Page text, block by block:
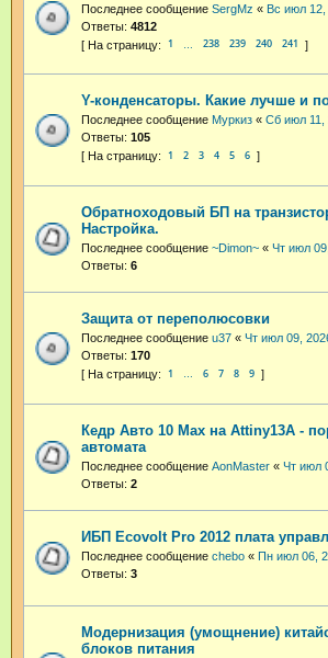
Последнее сообщение SergMz « Вс июл 12,
Ответы: 4812
1 238 239 240 241
Y-конденсаторы. Какие лучше и
Последнее сообщение Муркиз « Сб июл 11,
Ответы: 105
1 2 3 4 5 6
Обратноходовый БП на
Настройка.
Последнее сообщение ~Dimon~ « Чт июл
Ответы: 6
Защита от переполюсовки
Последнее сообщение u37 « Чт июл 09,
Ответы: 170
1 … 6 7 8 9
Кедр Авто 10 Max на Attiny13A -
автомата
Последнее сообщение AonMaster « Чт июл
Ответы: 2
ИБП Ecovolt Pro 2012 плата
Последнее сообщение chebo « Пн июл 06,
Ответы: 3
Модернизация (умощнение)
блоков питания